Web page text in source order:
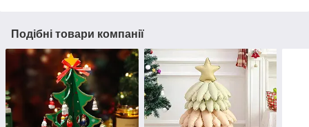
Подібні товари компанії